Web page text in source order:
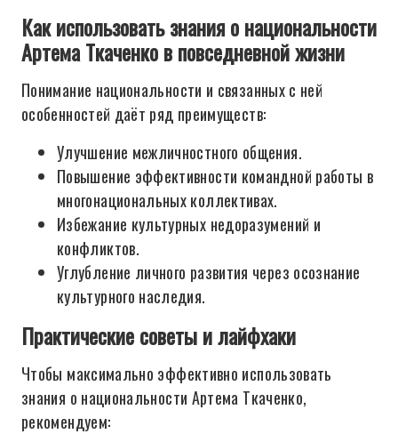
Как использовать знания о национальности
Артема Ткаченко в повседневной жизни
Понимание национальности и связанных с ней
особенностей даёт ряд преимуществ:
Улучшение межличностного общения.
Повышение эффективности командной работы в
многонациональных коллективах.
Избежание культурных недоразумений и
конфликтов.
Углубление личного развития через осознание
культурного наследия.
Практические советы и лайфхаки
Чтобы максимально эффективно использовать
знания о национальности Артема Ткаченко,
рекомендуем: